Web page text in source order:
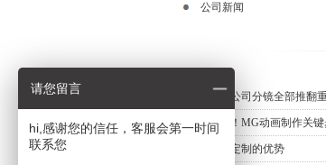
公司新闻
动画制作公司分镜全部推翻
新手必知！MG动画制作关
三维动画定制的优势
请您留言
hi,感谢您的信任，客服会第一时间
联系您